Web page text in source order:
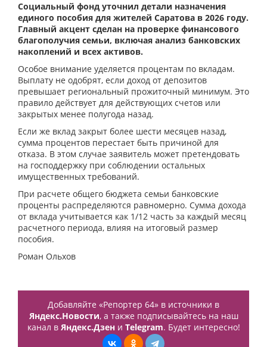
Социальный фонд уточнил детали назначения
единого пособия для жителей Саратова в 2026 году.
Главный акцент сделан на проверке финансового
благополучия семьи, включая анализ банковских
накоплений и всех активов.
Особое внимание уделяется процентам по вкладам.
Выплату не одобрят, если доход от депозитов
превышает региональный прожиточный минимум. Это
правило действует для действующих счетов или
закрытых менее полугода назад.
Если же вклад закрыт более шести месяцев назад,
сумма процентов перестает быть причиной для
отказа. В этом случае заявитель может претендовать
на господдержку при соблюдении остальных
имущественных требований.
При расчете общего бюджета семьи банковские
проценты распределяются равномерно. Сумма дохода
от вклада учитывается как 1/12 часть за каждый месяц
расчетного периода, влияя на итоговый размер
пособия.
Роман Ольхов
Добавляйте «Репортер 64» в источники в
Яндекс.Новости, а также подписывайтесь на наш
канал в Яндекс.Дзени Telegram. Будет интересно!